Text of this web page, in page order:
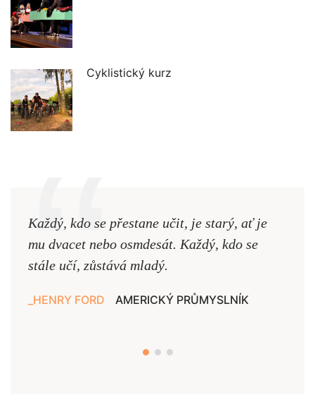
Cyklistický kurz
Každý, kdo se přestane učit, je starý, ať je
mu dvacet nebo osmdesát. Každý, kdo se
stále učí, zůstává mladý.
HENRY FORD AMERICKÝ PRŮMYSLNÍK